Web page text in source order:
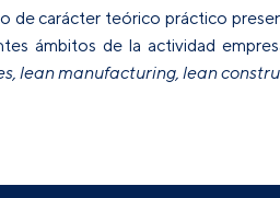
de carácter teórico práctico
ámbitos de la actividad
lean manufacturing, lean